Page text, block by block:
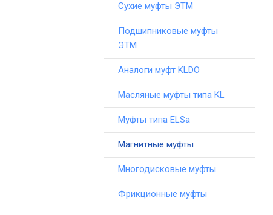
Сухие муфты ЭТМ
Подшипниковые муфты
ЭТМ
Аналоги муфт KLDO
Масляные муфты типа KL
Муфты типа ELSa
Магнитные муфты
Многодисковые муфты
Фрикционные муфты